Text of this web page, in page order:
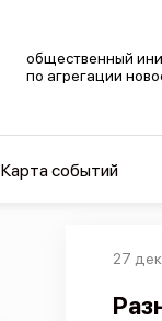
общественный
по агрегации
Карта событий
27